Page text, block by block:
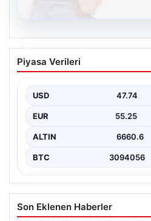
Kelebek sohbet
İletişimin Güvenli
İnternet çağında bireylerin
birçok…
Piyasa Verileri
USD 47.74
EUR 55.25
ALTIN 6660.6
BTC 3094056
Son Eklenen Haberler